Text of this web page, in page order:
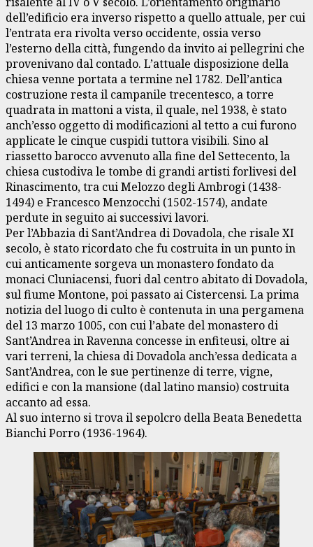
dell’edificio era inverso rispetto a quello attuale, per cui
l’entrata era rivolta verso occidente, ossia verso
l’esterno della città, fungendo da invito ai pellegrini che
provenivano dal contado. L’attuale disposizione della
chiesa venne portata a termine nel 1782. Dell’antica
costruzione resta il campanile trecentesco, a torre
quadrata in mattoni a vista, il quale, nel 1938, è stato
anch’esso oggetto di modificazioni al tetto a cui furono
applicate le cinque cuspidi tuttora visibili. Sino al
riassetto barocco avvenuto alla fine del Settecento, la
chiesa custodiva le tombe di grandi artisti forlivesi del
Rinascimento, tra cui Melozzo degli Ambrogi (1438-
1494) e Francesco Menzocchi (1502-1574), andate
perdute in seguito ai successivi lavori.
Per l’Abbazia di Sant’Andrea di Dovadola, che risale XI
secolo, è stato ricordato che fu costruita in un punto in
cui anticamente sorgeva un monastero fondato da
monaci Cluniacensi, fuori dal centro abitato di Dovadola,
sul fiume Montone, poi passato ai Cistercensi. La prima
notizia del luogo di culto è contenuta in una pergamena
del 13 marzo 1005, con cui l’abate del monastero di
Sant’Andrea in Ravenna concesse in enfiteusi, oltre ai
vari terreni, la chiesa di Dovadola anch’essa dedicata a
Sant’Andrea, con le sue pertinenze di terre, vigne,
edifici e con la mansione (dal latino mansio) costruita
accanto ad essa.
Al suo interno si trova il sepolcro della Beata Benedetta
Bianchi Porro (1936-1964).